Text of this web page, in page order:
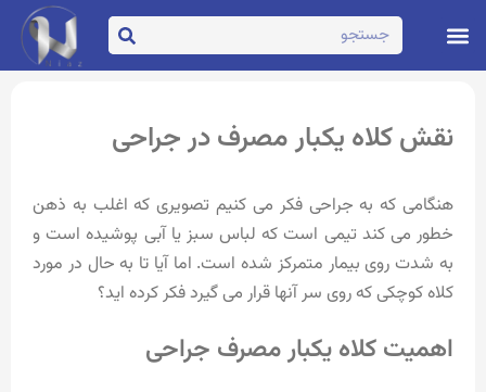
نقش کلاه یکبار مصرف در جراحی
هنگامی که به جراحی فکر می کنیم تصویری که اغلب به ذهن
خطور می کند تیمی است که لباس سبز یا آبی پوشیده است و
به شدت روی بیمار متمرکز شده است. اما آیا تا به حال در مورد
کلاه کوچکی که روی سر آنها قرار می گیرد فکر کرده اید؟
اهمیت کلاه یکبار مصرف جراحی